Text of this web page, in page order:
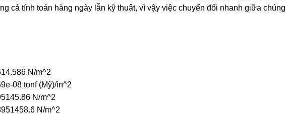
cả tính toán hàng ngày lẫn kỹ thuật, vì vậy việc chuyển đổi nhanh giữa chúng
N/m^2
08 tonf (Mỹ)/in^2
N/m^2
N/m^2